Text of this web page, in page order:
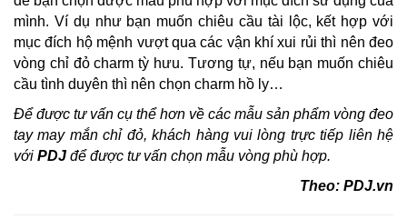
mình. Ví dụ như bạn muốn chiêu cầu tài lộc, kết hợp với
mục đích hộ mệnh vượt qua các vận khí xui rủi thì nên đeo
vòng chỉ đỏ charm tỳ hưu. Tương tự, nếu bạn muốn chiêu
cầu tình duyên thì nên chọn charm hồ ly…
Để được tư vấn cụ thể hơn về các mẫu sản phẩm vòng đeo
tay may mắnchỉ đỏ, khách hàng vui lòng trực tiếp liên hệ
với PDJ để được tư vấn chọn mẫu vòng phù hợp.
Theo: PDJ.vn